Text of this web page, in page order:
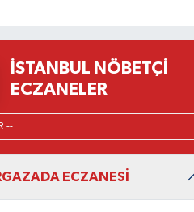
İSTANBUL NÖBETÇI
ECZANELER
ECZANESİ